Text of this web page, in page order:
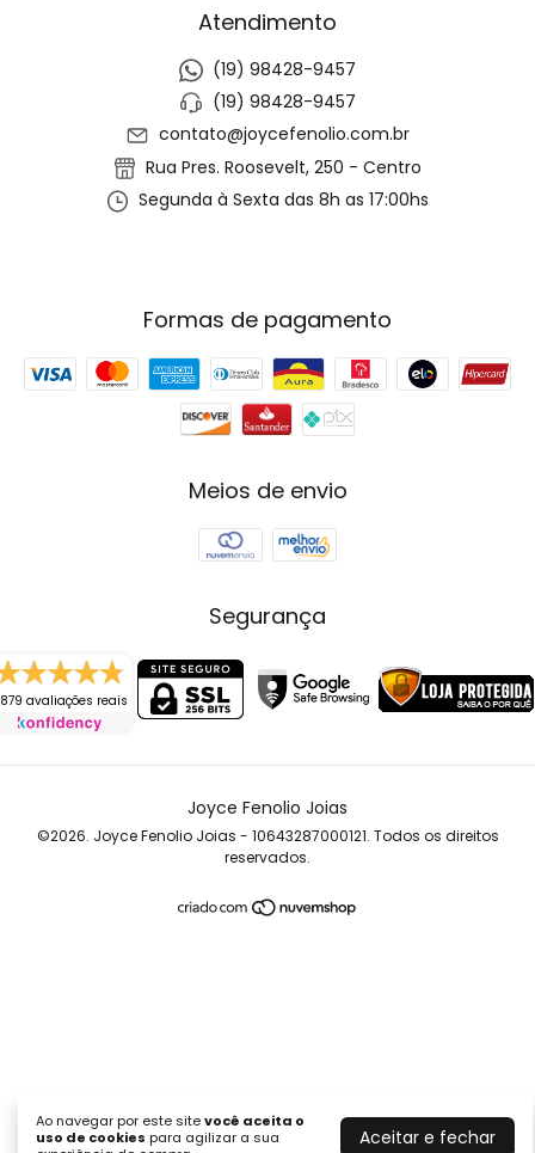
Ao navegar por este sitevocê aceita o
uso de cookies para agilizar a sua
Aceitar e fechar
Atendimento
(19) 98428-9457
(19) 98428-9457
contato@joycefenolio.com.br
Rua Pres. Roosevelt, 250 - Centro
Segunda à Sexta das 8h as 17:00hs
Formas de pagamento
Meios de envio
Segurança
avaliações reais
Joyce Fenolio Joias
©2026. Joyce Fenolio Joias - 10643287000121. Todos os direitos
reservados.